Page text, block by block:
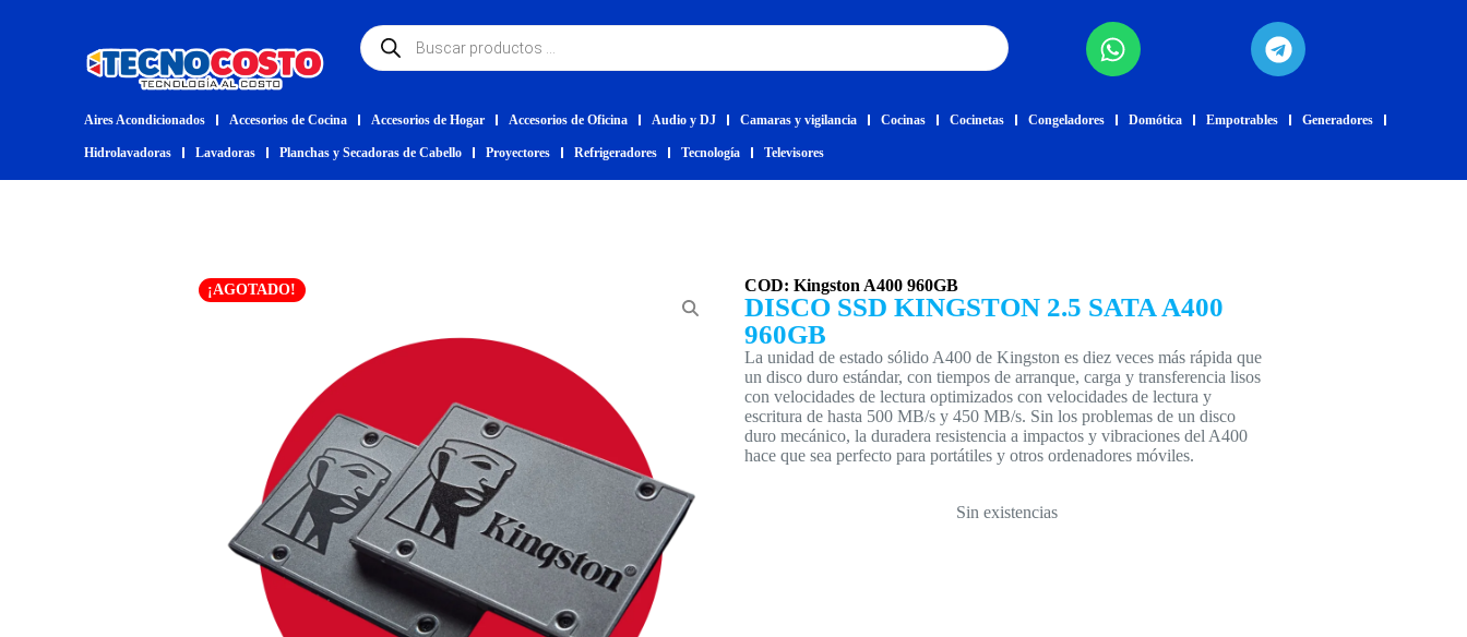
Aires Acondicionados Accesorios de Cocina Accesorios de Hogar Accesorios de Oficina Audio y DJ Camaras y vigilancia Cocinas Cocinetas Congeladores Domótica Empotrables Generadores
Hidrolavadoras Lavadoras Planchas y Secadoras de Cabello Proyectores Refrigeradores Tecnología Televisores
¡AGOTADO! COD: Kingston A400 960GB
DISCO SSD KINGSTON 2.5 SATA A400
960GB
La unidad de estado sólido A400 de Kingston es diez veces más rápida que
un disco duro estándar, con tiempos de arranque, carga y transferencia lisos
con velocidades de lectura optimizados con velocidades de lectura y
escritura de hasta 500 MB/s y 450 MB/s. Sin los problemas de un disco
duro mecánico, la duradera resistencia a impactos y vibraciones del A400
hace que sea perfecto para portátiles y otros ordenadores móviles.
Sin existencias